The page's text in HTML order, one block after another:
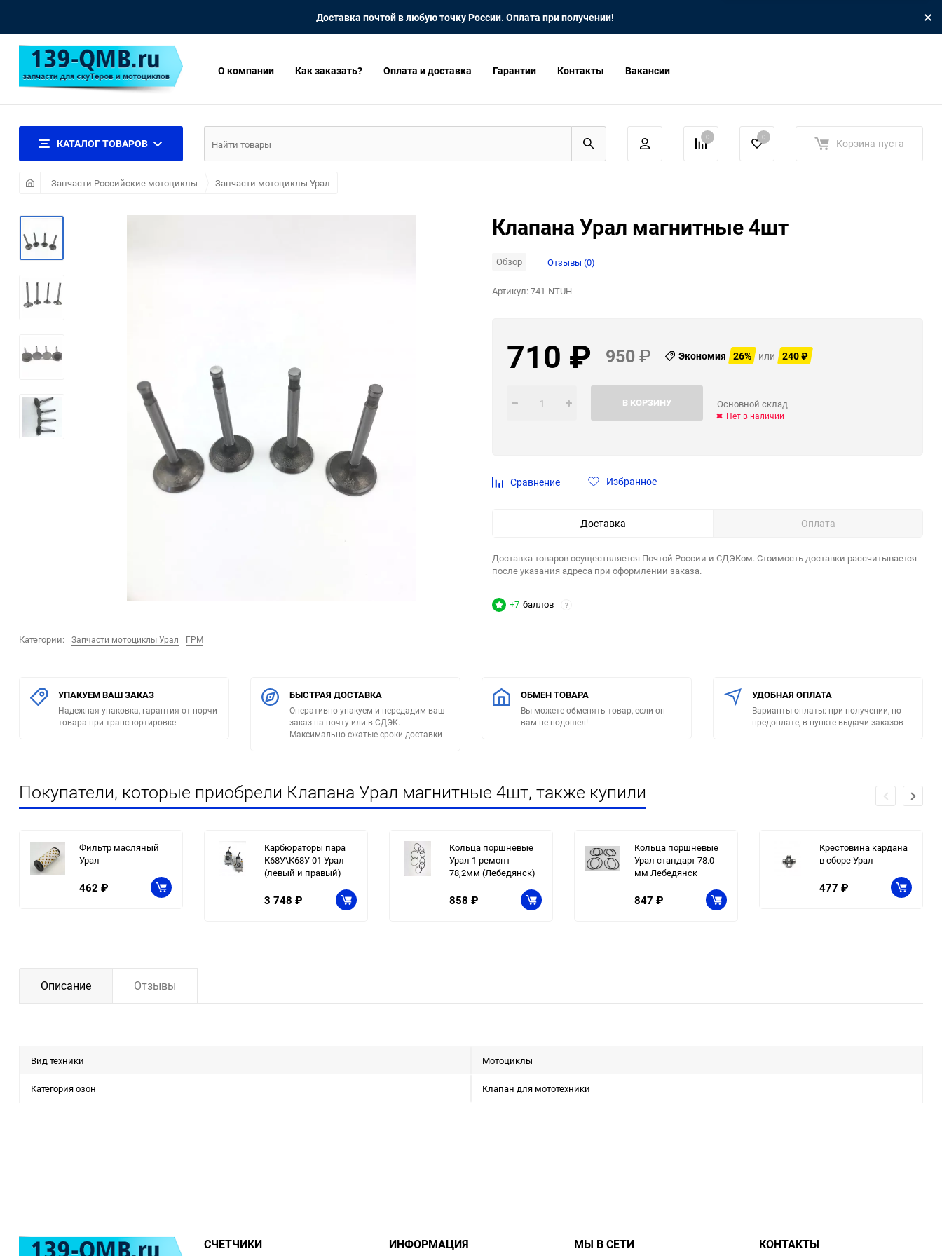
Доставка почтой в любую точку России. Оплата при получении!
О компании Как заказать? Оплата и доставка Гарантии Контакты Вакансии
КАТАЛОГ ТОВАРОВ 0 0 Корзина пуста
Запчасти Российские мотоциклы Запчасти мотоциклы Урал
Категории: Запчасти мотоциклы Урал ГРМ
Клапана Урал магнитные 4шт
Обзор Отзывы (0)
Артикул:741-NTUH
710 ₽ 950₽ Экономия 26% или 240₽
В КОРЗИНУ Основной склад
Нет в наличии
Сравнение Избранное
Доставка Оплата
Доставка товаров осуществляется Почтой России и СДЭКом. Стоимость доставки рассчитывается
после указания адреса при оформлении заказа.
+7 баллов ?
УПАКУЕМ ВАШ ЗАКАЗ
Надежная упаковка, гарантия от порчи
товара при транспортировке
БЫСТРАЯ ДОСТАВКА
Оперативно упакуем и передадим ваш
заказ на почту или в СДЭК.
Максимально сжатые сроки доставки
ОБМЕН ТОВАРА
Вы можете обменять товар, если он
вам не подошел!
УДОБНАЯ ОПЛАТА
Варианты оплаты: при получении, по
предоплате, в пункте выдачи заказов
Покупатели, которые приобрели Клапана Урал магнитные 4шт, также купили
Фильтр масляный
Урал
462 ₽
Карбюраторы пара
К68У\К68У-01 Урал
(левый и правый)
3 748 ₽
Кольца поршневые
Урал 1 ремонт
78,2мм (Лебедянск)
858 ₽
Кольца поршневые
Урал стандарт 78.0
мм Лебедянск
847 ₽
Крестовина кардана
в сборе Урал
477 ₽
Описание Отзывы
Вид техники Мотоциклы
Категория озон Клапан для мототехники
СЧЕТЧИКИ ИНФОРМАЦИЯ МЫ В СЕТИ КОНТАКТЫ